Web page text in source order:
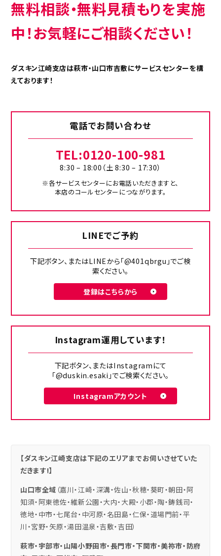
無料相談・無料見積もりを実施
中！お気軽にご相談ください！
ダスキン江崎支店は萩市・山口市吉敷にサービスセンターを構
えております！
電話でお問い合わせ
TEL:0120-100-981
8:30 – 18:00（土 8:30 – 17:30）
※各サービスセンターにお電話いただきますと、
本店のコールセンターにつながります。
LINEでご予約
下記ボタン、またはLINEから「@401qbrgu」でご検
索ください。
登録はこちらから
Instagram運用しています！
下記ボタン、またはInstagramにて
「@duskin.esaki」でご検索ください。
Instagramアカウント
【ダスキン江崎支店は下記のエリアまでお伺いさせていた
だきます!】
山口市全域 （嘉川・江崎・深溝・佐山・秋穂・葵町・朝田・阿
知須・阿東徳佐・維新公園・大内・大殿・小郡・陶・鋳銭司・
徳地・中市・七尾台・中河原・名田島・仁保・道場門前・平
川・宮野・矢原・湯田温泉・吉敷・吉田）
萩市・宇部市・山陽小野田市・長門市・下関市・美祢市・防府